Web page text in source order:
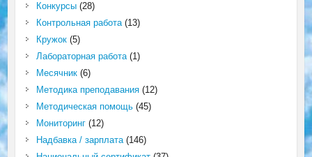
Конкурсы(28)
Контрольная работа(13)
Кружок(5)
Лабораторная работа(1)
Месячник(6)
Методика преподавания(12)
Методическая помощь(45)
Мониторинг(12)
Надбавка / зарплата(146)